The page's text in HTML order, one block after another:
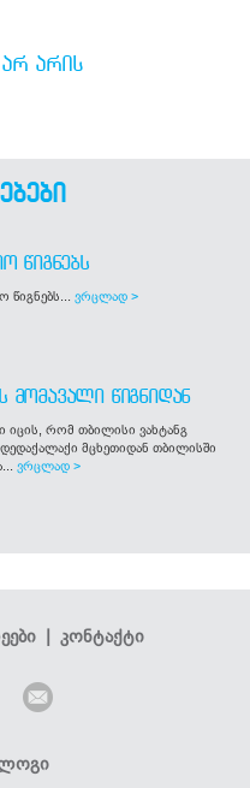
ᲐᲠ ᲐᲠᲘᲡ
ᲬᲘᲒᲜᲔᲑᲡ
წიგნებს... ვრცლად >
ᲛᲝᲛᲐᲕᲐᲚᲘ ᲬᲘᲒᲜᲘᲓᲐᲜ
იცის, რომ თბილისი ვახტანგ
მცხეთიდან თბილისში
ვრცლად >
| კონტაქტი